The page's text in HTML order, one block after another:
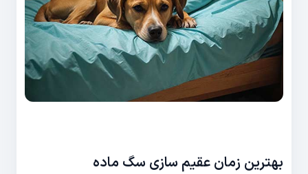
بهترین زمان عقیم سازی سگ ماده